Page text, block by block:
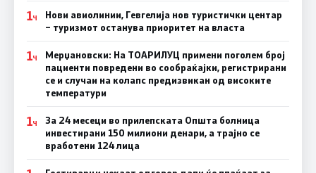
1Ч
Нови авиолинии, Гевгелија нов туристички центар
– туризмот останува приоритет на власта
1Ч
Мерџановски: На ТОАРИЛУЦ примени поголем број
пациенти повредени во сообраќајки, регистрирани
се и случаи на колапс предизвикан од високите
температури
1Ч
За 24 месеци во прилепската Општа болница
инвестирани 150 милиони денари, а трајно се
вработени 124 лица